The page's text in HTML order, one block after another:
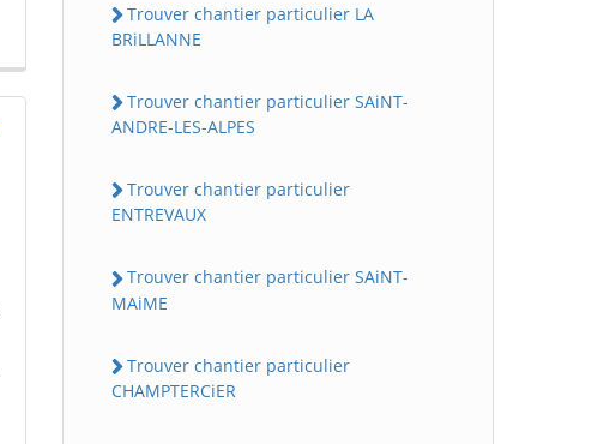
Trouver chantier particulier LA
BRiLLANNE
Trouver chantier particulier SAiNT-
ANDRE-LES-ALPES
Trouver chantier particulier
ENTREVAUX
Trouver chantier particulier SAiNT-
MAiME
Trouver chantier particulier
CHAMPTERCiER